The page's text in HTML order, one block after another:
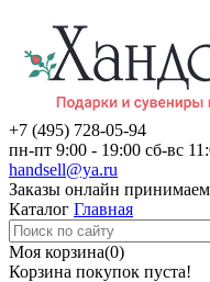
+7 (495) 728-05-94
пн-пт 9:00 - 19:00 сб-вс
handsell@ya.ru
Заказы онлайн принимаем
Каталог Главная
Моя корзина(0)
Корзина покупок пуста!